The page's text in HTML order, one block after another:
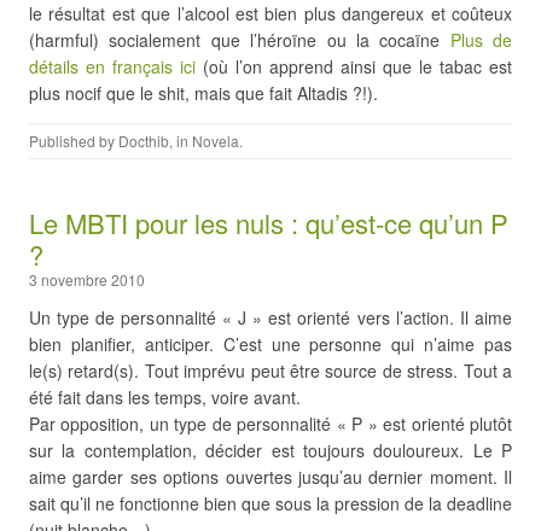
le résultat est que l’alcool est bien plus dangereux et coûteux
(harmful) socialement que l’héroïne ou la cocaïne Plus de
détails en français ici (où l’on apprend ainsi que le tabac est
plus nocif que le shit, mais que fait Altadis ?!).
Published by Docthib, in Novela.
Le MBTI pour les nuls : qu’est-ce qu’un P
?
3 novembre 2010
Un type de personnalité « J » est orienté vers l’action. Il aime
bien planifier, anticiper. C’est une personne qui n’aime pas
le(s) retard(s). Tout imprévu peut être source de stress. Tout a
été fait dans les temps, voire avant.
Par opposition, un type de personnalité « P » est orienté plutôt
sur la contemplation, décider est toujours douloureux. Le P
aime garder ses options ouvertes jusqu’au dernier moment. Il
sait qu’il ne fonctionne bien que sous la pression de la deadline